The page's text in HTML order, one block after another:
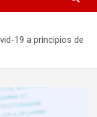
19 a principios de